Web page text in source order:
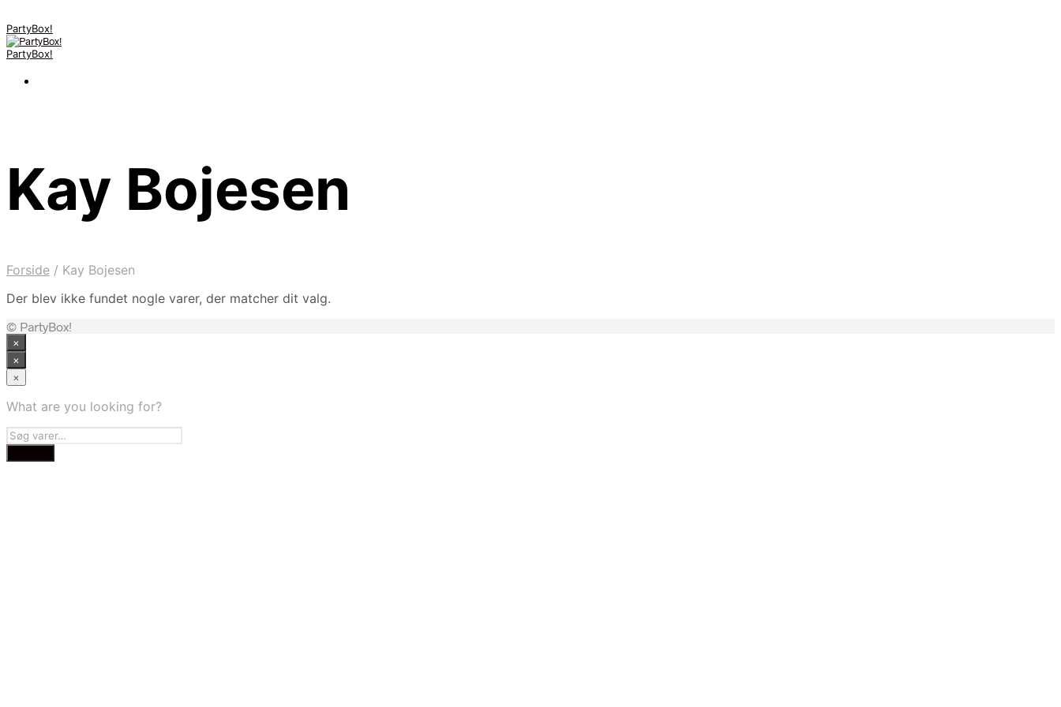
PartyBox!
PartyBox!
Kay Bojesen
Forside / Kay Bojesen
Der blev ikke fundet nogle varer, der matcher dit valg.
© PartyBox!
×
×
×
What are you looking for?